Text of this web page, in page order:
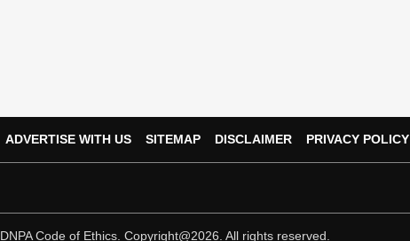
ADVERTISE WITH US SITEMAP DISCLAIMER PRIVACY POLICY
DNPA Code of Ethics. Copyright@2026. All rights reserved.